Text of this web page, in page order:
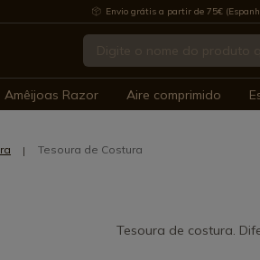
Envio grátis a partir de 75€
Amêijoas Razor Aire comprimido
Tesoura de Costura
Tesoura de costura.